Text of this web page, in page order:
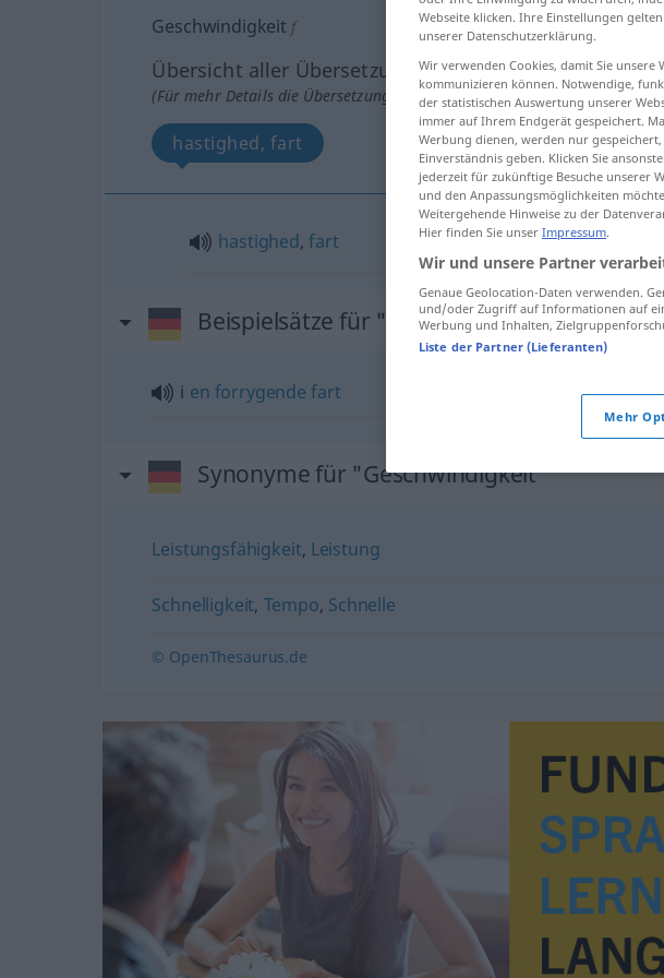
Geschwindigkeit f
Übersicht aller Übersetzungen
(Für mehr Details die Übersetzung anklicken/antippen)
hastighed, fart
hastighed,fart
Beispielsätze für "Geschwindigkeit"
i en forrygende fart
Synonyme für "Geschwindigkeit"
Leistungsfähigkeit, Leistung
Schnelligkeit, Tempo, Schnelle
© OpenThesaurus.de
Webseite klicken. Ihre Einstellungen
unserer Datenschutzerklärung.
Wir verwenden Cookies, damit Sie
kommunizieren können. Notwendige,
der statistischen Auswertung unserer
immer auf Ihrem Endgerät gespeichert.
Werbung dienen, werden nur
Einverständnis geben. Klicken Sie
jederzeit für zukünftige Besuche unserer
und den Anpassungsmöglichkeiten
Weitergehende Hinweise zu der
Hier finden Sie unser Impressum.
Wir und unsere Partner
Genaue Geolocation-Daten verwenden.
und/oder Zugriff auf Informationen auf
Werbung und Inhalten,
Liste der Partner (Lieferanten)
Mehr